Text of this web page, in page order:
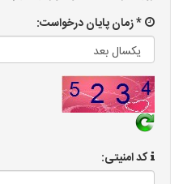
* زمان پایان درخواست:
کد امنیتی: